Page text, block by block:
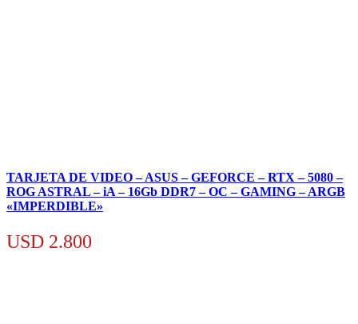
TARJETA DE VIDEO – ASUS – GEFORCE – RTX – 5080 –
ROG ASTRAL – iA – 16Gb DDR7 – OC – GAMING – ARGB
«IMPERDIBLE»
USD 2.800